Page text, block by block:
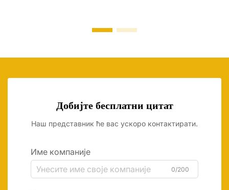
Добијте бесплатни цитат
Наш представник ће вас ускоро контактирати.
Име компаније
0/200